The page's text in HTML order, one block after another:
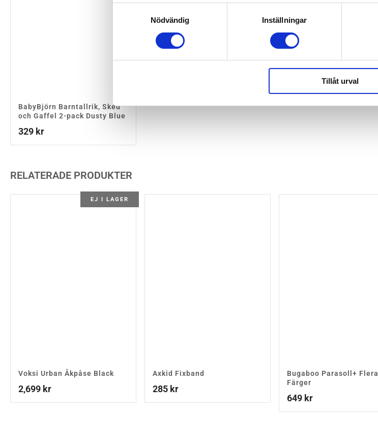
Nödvändig
Inställningar
Tillåt urval
BabyBjörn Barntallrik, Sked
och Gaffel 2-pack Dusty Blue
329 kr
RELATERADE PRODUKTER
EJ I LAGER
Voksi Urban Åkpåse Black
2,699 kr
Axkid Fixband
285 kr
Bugaboo Parasoll+ Flera
Färger
649 kr